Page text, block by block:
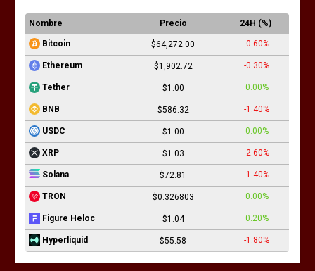
Nombre Precio 24H (%)
Bitcoin $64,272.00 -0.60%
Ethereum $1,902.72 -0.30%
Tether $1.00 0.00%
BNB $586.32 -1.40%
USDC $1.00 0.00%
XRP $1.03 -2.60%
Solana $72.81 -1.40%
TRON $0.326803 0.00%
Figure Heloc $1.04 0.20%
Hyperliquid $55.58 -1.80%